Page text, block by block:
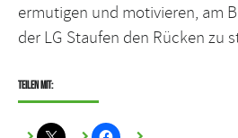
ermutigen und motivieren, am
der LG Staufen den Rücken zu
Teilen mit: